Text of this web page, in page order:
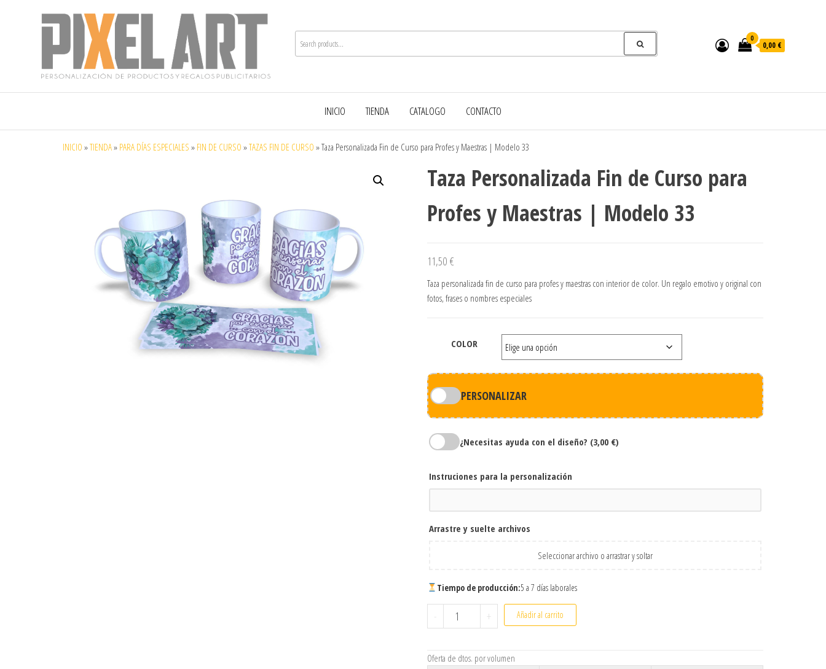
Pixelart
en móstoles
0
0,00 €
INICIO TIENDA CATALOGO CONTACTO
INICIO »TIENDA» PARA DÍAS ESPECIALES » FIN DE CURSO »TAZAS FIN DE CURSO »Taza Personalizada Fin de Curso para Profes y Maestras | Modelo 33
Taza Personalizada Fin de Curso para
Profes y Maestras | Modelo 33
11,50 €
Taza personalizada fin de curso para profes y maestras con interior de color. Un regalo emotivo y original con
fotos, frases o nombres especiales
COLOR
PERSONALIZAR
¿Necesitas ayuda con el diseño? (3,00 €)
Instruciones para la personalización
Arrastre y suelte archivos
Seleccionar archivo o arrastrar y soltar
Tiempo de producción:5 a 7 días laborales
- Taza Personalizada Fin de Curso para Profes y Maestras | Modelo 33 cantidad
+ Añadir al carrito
Oferta de dtos. por volumen